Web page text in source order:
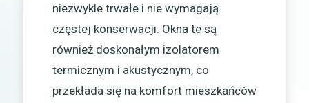
niezwykle trwałe i nie wymagają
częstej konserwacji. Okna te są
również doskonałym izolatorem
termicznym i akustycznym, co
przekłada się na komfort mieszkańców